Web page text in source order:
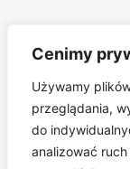
Cenimy
Używamy
przeglądania,
do
analizować
Każda reprodukcja
Jakiekolwiek
pochodzącego ze
Wszelkie